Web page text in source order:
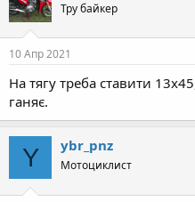
i
o
n
s
Тру байкер
10 Апр 2021
На тягу треба ставити
ганяє.
Y ybr_pnz
Мотоциклист